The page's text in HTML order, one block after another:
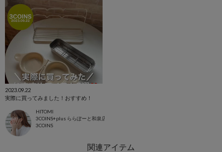
2023.09.22
実際に買ってみました！おすすめ！
HITOMI
3COINS+plus ららぽーと和泉店
3COINS